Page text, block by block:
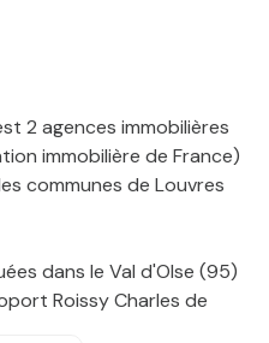
2 agences immobilières
immobilière de France)
communes de Louvres
dans le Val d'OIse (95)
Roissy Charles de